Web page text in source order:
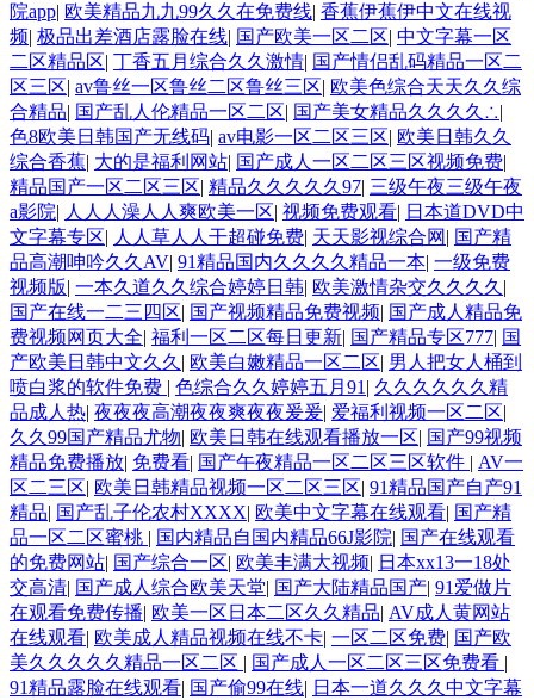
院app| 欧美精品九九99久久在免费线| 香蕉伊蕉伊中文在线视
频| 极品出差酒店露脸在线| 国产欧美一区二区| 中文字幕一区
二区精品区| 丁香五月综合久久激情| 国产情侣乱码精品一区二
区三区| av鲁丝一区鲁丝二区鲁丝三区| 欧美色综合天天久久综
合精品| 国产乱人伦精品一区二区| 国产美女精品久久久久∴|
色8欧美日韩国产无线码| av电影一区二区三区| 欧美日韩久久
综合香蕉| 大的是福利网站| 国产成人一区二区三区视频免费|
精品国产一区二区三区| 精品久久久久久97| 三级午夜三级午夜
a影院| 人人人澡人人爽欧美一区| 视频免费观看| 日本道DVD中
文字幕专区| 人人草人人干超碰免费| 天天影视综合网 | 国产精
品高潮呻吟久久AV| 91精品国内久久久久精品一本| 一级免费
视频版| 一本久道久久综合婷婷日韩| 欧美激情杂交久久久久 |
国产在线一二三四区| 国产视频精品免费视频| 国产成人精品免
费视频网页大全| 福利一区二区每日更新| 国产精品专区777| 国
产欧美日韩中文久久 | 欧美白嫩精品一区二区| 男人把女人桶到
喷白浆的软件免费 | 色综合久久婷婷五月91 | 久久久久久久精
品成人热| 夜夜夜高潮夜夜爽夜夜爰爰| 爱福利视频一区二区|
久久99国产精品尤物| 欧美日韩在线观看播放一区| 国产99视频
精品免费播放| 免费看| 国产午夜精品一区二区三区软件 | AV一
区二三区| 欧美日韩精品视频一区二区三区| 91精品国产自产91
精品| 国产乱子伦农村XXXX| 欧美中文字幕在线观看| 国产精
品一区二区蜜桃 | 国内精品自国内精品66J影院| 国产在线观看
的免费网站| 国产综合一区| 欧美丰满大视频| 日本xx13一18处
交高清| 国产成人综合欧美天堂| 国产大陆精品国产| 91爱做片
在观看免费传播| 欧美一区日本二区久久精品| AV成人黄网站
在线观看| 欧美成人精品视频在线不卡| 一区二区免费| 国产欧
美久久久久久精品一区二区 | 国产成人一区二区三区免费看 |
91精品露脸在线观看| 国产偷99在线| 日本一道久久久中文字幕